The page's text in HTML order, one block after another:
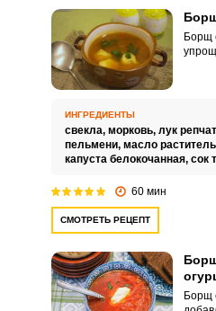
Борщ
ИНГРЕДИЕНТЫ
свекла, морковь, лук
пельмени, масло
капуста белокочанная, сок
60 мин
СМОТРЕТЬ РЕЦЕПТ
Борщ